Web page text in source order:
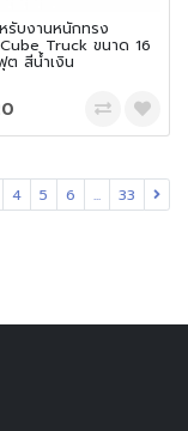
รับงานหนักทรง
Truck ขนาด 16
ต สีน้ำเงิน
4 5 6 ... 33